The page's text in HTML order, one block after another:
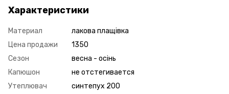
Характеристики
Материал
лакова плащівка
Цена продажи
1350
Сезон
весна - осінь
Капюшон
не отстегивается
Утеплювач
синтепух 200